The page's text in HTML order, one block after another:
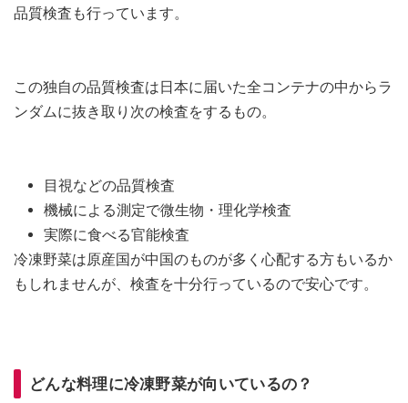
品質検査も行っています。
この独自の品質検査は日本に届いた全コンテナの中からラ
ンダムに抜き取り次の検査をするもの。
目視などの品質検査
機械による測定で微生物・理化学検査
実際に食べる官能検査
冷凍野菜は原産国が中国のものが多く心配する方もいるか
もしれませんが、検査を十分行っているので安心です。
どんな料理に冷凍野菜が向いているの？